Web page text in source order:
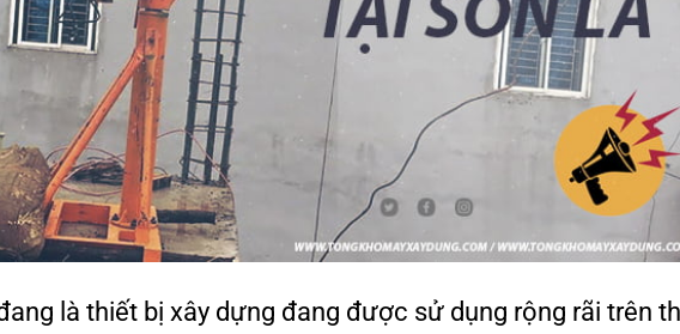
là thiết bị xây dựng đang được sử dụng rộng rãi trên